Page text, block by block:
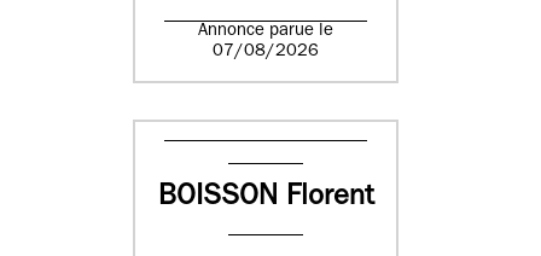
Annonce parue le
07/08/2026
BOISSON Florent